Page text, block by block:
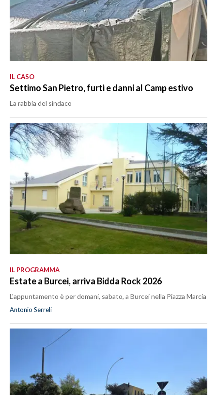
IL CASO
Settimo San Pietro, furti e danni al Camp estivo
La rabbia del sindaco
IL PROGRAMMA
Estate a Burcei, arriva Bidda Rock 2026
L'appuntamento è per domani, sabato, a Burcei nella Piazza Marcia
Antonio Serreli